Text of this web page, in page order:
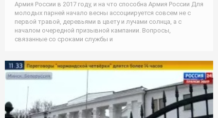
Армия России в 2017 году, и на что способна Армия России Для
молодых парней начало весны ассоциируется совсем не с
первой травой, деревьями в цвету и лучами солнца, а с
началом очередной призывной кампании. Вопросы,
связанные со сроками службы и